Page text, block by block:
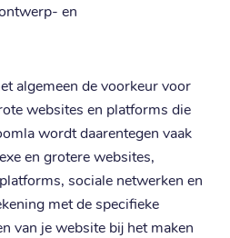
en
algemeen de voorkeur voor
websites en platforms die
wordt daarentegen vaak
en grotere websites,
sociale netwerken en
met de specifieke
van je website bij het maken